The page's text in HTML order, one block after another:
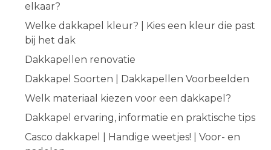
elkaar?
Welke dakkapel kleur? | Kies een kleur die past
bij het dak
Dakkapellen renovatie
Dakkapel Soorten | Dakkapellen Voorbeelden
Welk materiaal kiezen voor een dakkapel?
Dakkapel ervaring, informatie en praktische tips
Casco dakkapel | Handige weetjes! | Voor- en